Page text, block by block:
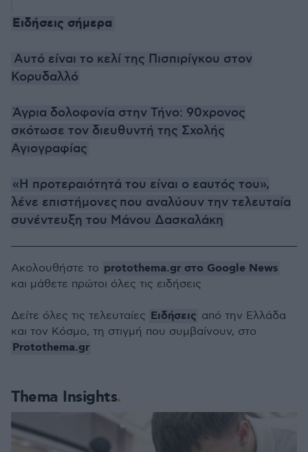
Ειδήσεις σήμερα
Αυτό είναι το κελί της Πισπιρίγκου στον
Κορυδαλλό
Άγρια δολοφονία στην Τήνο: 90χρονος
σκότωσε τον διευθυντή της Σχολής
Αγιογραφίας
«Η προτεραιότητά του είναι ο εαυτός του»,
λένε επιστήμονες που αναλύουν την τελευταία
συνέντευξη του Μάνου Δασκαλάκη
Thema Insights
Ακολουθήστε το protothema.gr στο Google News
και μάθετε πρώτοι όλες τις ειδήσεις
Δείτε όλες τις τελευταίες Ειδήσεις από την Ελλάδα
και τον Κόσμο, τη στιγμή που συμβαίνουν, στο
Protothema.gr